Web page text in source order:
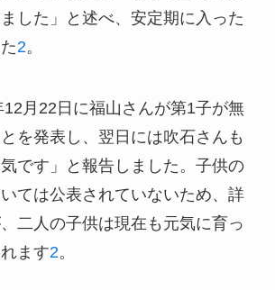
した」と述べ、安定期に入った
2。
月22日に福山さんが第1子が無
を発表し、翌日には吹石さんも
気です」と報告しました。子供の
ては公表されていないため、詳
二人の子供は現在も元気に育っ
ます2。